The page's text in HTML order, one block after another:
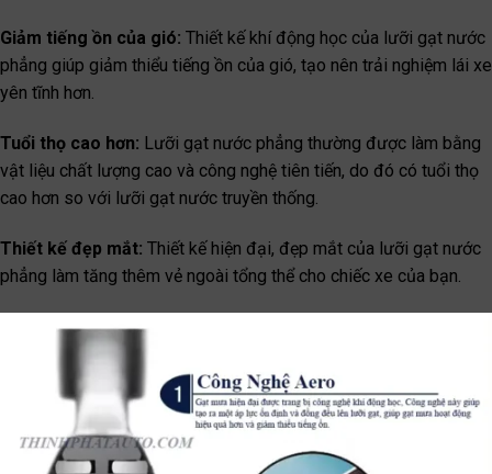
Giảm tiếng ồn của gió: Thiết kế khí động học của lưỡi gạt nước
phẳng giúp giảm thiểu tiếng ồn của gió, tạo nên trải nghiệm lái xe
yên tĩnh hơn.
Tuổi thọ cao hơn: Lưỡi gạt nước phẳng thường được làm bằng
vật liệu chất lượng cao và công nghệ tiên tiến, do đó có tuổi thọ
cao hơn so với lưỡi gạt nước truyền thống.
Thiết kế đẹp mắt: Thiết kế hiện đại, đẹp mắt của lưỡi gạt nước
phẳng làm tăng thêm vẻ ngoài tổng thể cho chiếc xe của bạn.